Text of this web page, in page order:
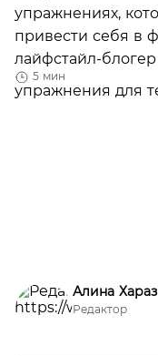
5 мин
упражнениях,
привести себя в
лайфстайл-
Алина Хараз
Редактор